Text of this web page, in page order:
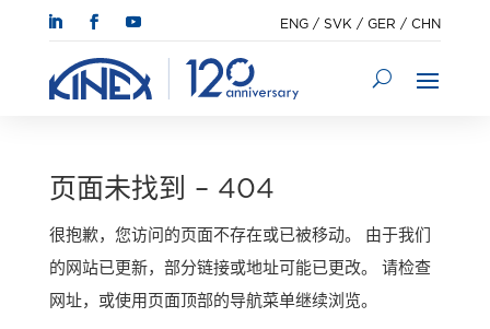
ENG /SVK /GER /CHN
页面未找到 – 404
很抱歉，您访问的页面不存在或已被移动。 由于我们
的网站已更新，部分链接或地址可能已更改。 请检查
网址，或使用页面顶部的导航菜单继续浏览。